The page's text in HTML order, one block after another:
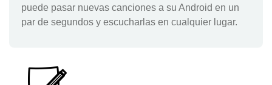
puede pasar nuevas canciones a su Android en un
par de segundos y escucharlas en cualquier lugar.